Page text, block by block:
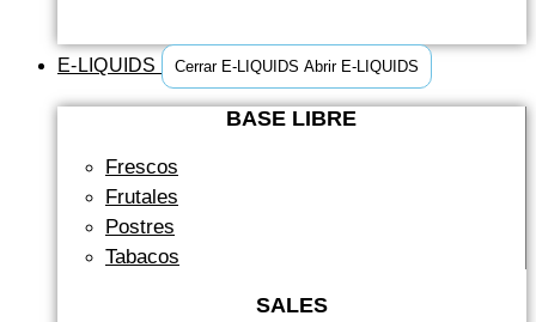
E-LIQUIDS Cerrar E-LIQUIDS Abrir E-LIQUIDS
BASE LIBRE
Frescos
Frutales
Postres
Tabacos
SALES